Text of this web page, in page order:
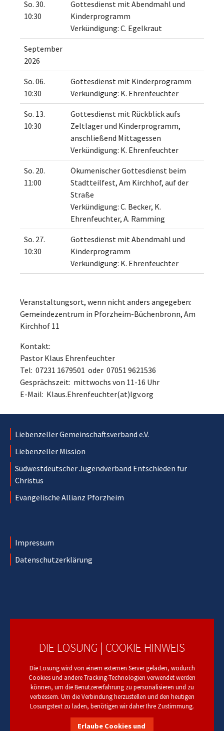
So. 30.
10:30
Gottesdienst mit Abendmahl und
Kinderprogramm
Verkündigung: C. Egelkraut
September
2026
So. 06.
10:30
Gottesdienst mit Kinderprogramm
Verkündigung: K. Ehrenfeuchter
So. 13.
10:30
Gottesdienst mit Rückblick aufs
Zeltlager und Kinderprogramm,
anschließend Mittagessen
Verkündigung: K. Ehrenfeuchter
So. 20.
11:00
Ökumenischer Gottesdienst beim
Stadtteilfest, Am Kirchhof, auf der
Straße
Verkündigung: C. Becker, K.
Ehrenfeuchter, A. Ramming
So. 27.
10:30
Gottesdienst mit Abendmahl und
Kinderprogramm
Verkündigung: K. Ehrenfeuchter
Veranstaltungsort, wenn nicht anders angegeben:
Gemeindezentrum in Pforzheim-Büchenbronn, Am
Kirchhof 11
Kontakt:
Pastor Klaus Ehrenfeuchter
Tel: 07231 1679501 oder 07051 9621536
Gesprächszeit: mittwochs von 11-16 Uhr
E-Mail: Klaus.Ehrenfeuchter(at)lgv.org
Liebenzeller Gemeinschaftsverband e.V.
Liebenzeller Mission
Südwestdeutscher Jugendverband Entschieden für
Christus
Evangelische Allianz Pforzheim
Impressum
Datenschutzerklärung
DIE LOSUNG | COOKIE HINWEIS
Die Losung wird von einem externen Server geladen, wodurch
Cookies und andere Tracking-Technologien verwendet werden
können, um die Benutzererfahrung zu personalisieren und zu
verbessern. Um die Verbindung herzustellen und den heutigen
Losungstext zu laden, benötigen wir daher Ihre Zustimmung.
Erlaube Cookies und